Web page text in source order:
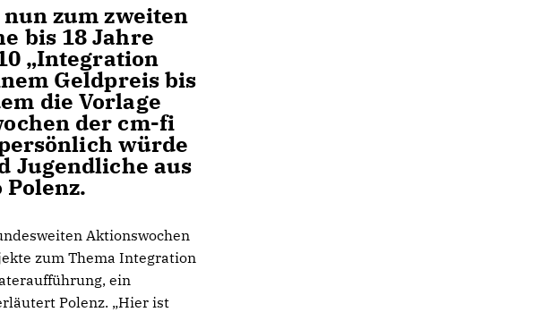
zum zweiten
bis 18 Jahre
„Integration
Geldpreis bis
die Vorlage
der cm-fi
würde
Jugendliche aus
Aktionswochen
zum Thema Integration
ein
Polenz. „Hier ist